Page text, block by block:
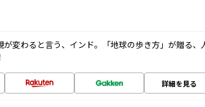
変わると言う、インド。「地球の歩き方」が贈る、
詳細を見る